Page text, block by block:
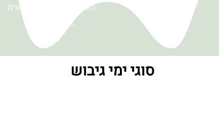
חלק ביום יתחבר לחוויה
אחת רציפה.
סוגי ימי גיבוש